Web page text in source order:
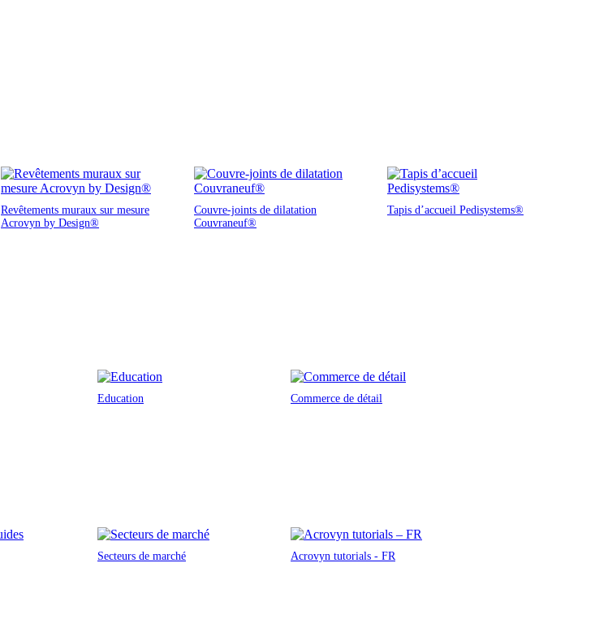
Revêtements muraux sur mesure
Acrovyn by Design®
Couvre-joints de dilatation
Couvraneuf®
Tapis d’accueil Pedisystems®
Education Commerce de détail
Secteurs de marché Acrovyn tutorials - FR